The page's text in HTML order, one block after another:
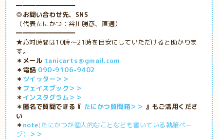
━━━━━━━━━
◎お問い合わせ先、SNS
（代表たにかつ：谷川勝彦、直通）
━━━━━━━━━
★応対時間は10時～21時を目安にしていただけると助かりま
す。
＊メール tanicarts＠gmail.com
＊電話 090-9106-9402
＊ ツイッター＞＞
＊ フェイスブック＞＞
＊ インスタグラム＞＞
＊匿名で質問できる『 たにかつ質問箱＞＞ 』もご活用くださ
い
＊ note(たにかつが個人的なことなども書いている執筆ペー
ジ）
＞＞